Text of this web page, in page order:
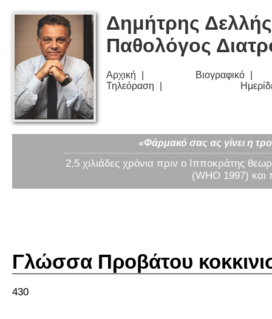
Δημήτρης
Παθολόγος
Αρχική
Βιογραφικό
Τηλεόραση
«Φάρμακό σας ας γίνει η
2,5 χιλιάδες χρόνια πριν ο Ιπποκράτης
(WHO 1997) και
Γλώσσα Προβάτου
430